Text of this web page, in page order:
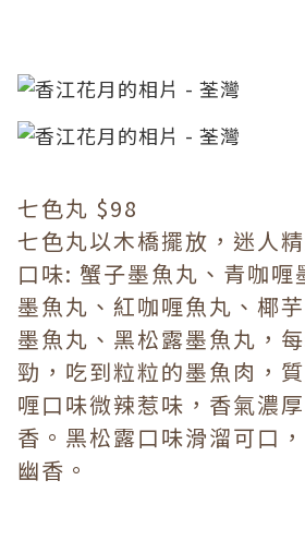
七色丸 $98
七色丸以木橋擺放，迷人
口味: 蟹子墨魚丸、青咖喱
墨魚丸、紅咖喱魚丸、椰
墨魚丸、黑松露墨魚丸，
勁，吃到粒粒的墨魚肉，
喱口味微辣惹味，香氣濃
香。黑松露口味滑溜可口
幽香。